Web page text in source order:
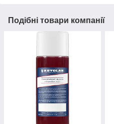
Подібні товари компанії